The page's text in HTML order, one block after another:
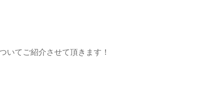
いてご紹介させて頂きます！